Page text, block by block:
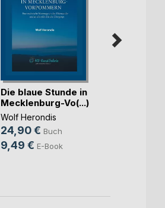
Die blaue Stunde in
Mecklenburg-Vo(...)
Wolf Herondis
24,90 € Buch
9,49 € E-Book